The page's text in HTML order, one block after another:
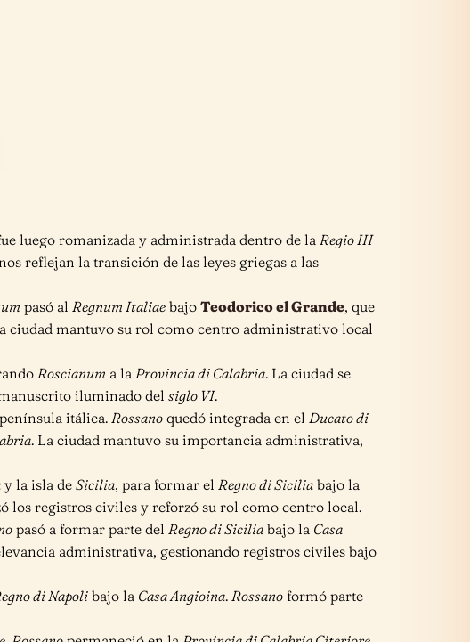
luego romanizada y administrada dentro de la Regio III
reflejan la transición de las leyes griegas a las
pasó al Regnum Italiae bajo Teodorico el Grande, que
ciudad mantuvo su rol como centro administrativo local
Roscianum a la Provincia di Calabria. La ciudad se
iluminado del siglo VI.
itálica. Rossano quedó integrada en el Ducato di
. La ciudad mantuvo su importancia administrativa,
y la isla de Sicilia, para formar el Regno di Sicilia bajo la
los registros civiles y reforzó su rol como centro local.
pasó a formar parte del Regno di Sicilia bajo la Casa
administrativa, gestionando registros civiles bajo
di Napolibajo la Casa Angioina. Rossano formó parte